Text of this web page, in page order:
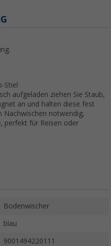
Stiel
aufgeladen ziehen Sie Staub,
an und halten diese fest
Nachwischen notwendig,
perfekt für Reisen oder
Bodenwischer
blau
9001494220111